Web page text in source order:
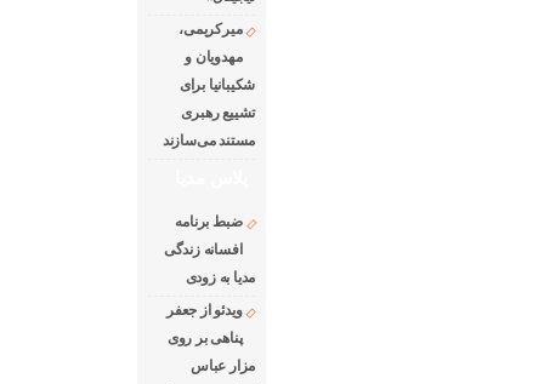
میرکریمی،
مهدویان و
شکیبانیا برای
تشییع رهبری
مستند می‌سازند
ضبط برنامه
افسانه زندگی
مدیا به زودی
ویدئو از جعفر
پناهی بر روی
مزار عباس